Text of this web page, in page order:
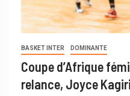
BASKET INTER DOMINANTE
Coupe d’Afrique
relance, Joyce